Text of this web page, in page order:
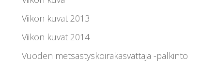
Viikon kuvat 2013
Viikon kuvat 2014
Vuoden metsästyskoirakasvattaja -palkinto